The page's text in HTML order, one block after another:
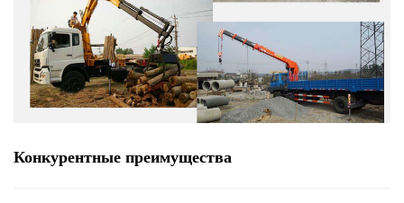
Конкурентные преимущества